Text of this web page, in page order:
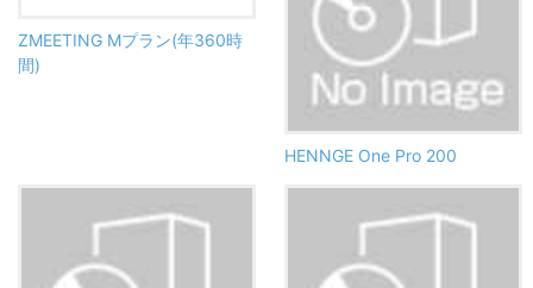
ZMEETING Mプラン(年360時
間)
HENNGE One Pro 200